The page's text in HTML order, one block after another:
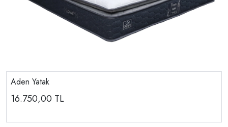
Aden Yatak
16.750,00 TL